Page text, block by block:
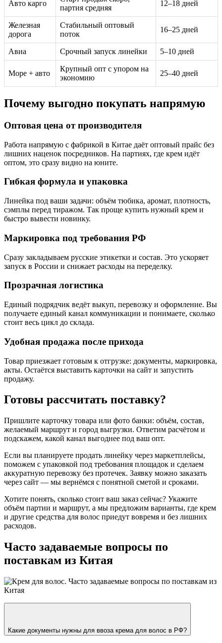
Авто карго
партия средняя
12–18 дней
Железная
дорога
Стабильный оптовый
поток
16–25 дней
Авиа Срочный запуск линейки 5–10 дней
Море + авто
Крупный опт с упором на
экономию
25–40 дней
Почему выгодно покупать напрямую
Оптовая цена от производителя
Работа напрямую с фабрикой в Китае даёт оптовый прайс без
лишних наценок посредников. На партиях, где крем идёт
оптом, это сразу видно на юните.
Гибкая формула и упаковка
Линейка под ваши задачи: объём тюбика, аромат, плотность,
сэмплы перед тиражом. Так проще купить нужный крем и
быстро вывести новинку.
Маркировка под требования РФ
Сразу закладываем русские этикетки и состав. Это ускоряет
запуск в России и снижает расходы на переделку.
Прозрачная логистика
Единый подрядчик ведёт выкуп, перевозку и оформление. Вы
получаете единый канал коммуникации и понимаете, сколько
стоит весь цикл до склада.
Удобная продажа после прихода
Товар приезжает готовым к отгрузке: документы, маркировка,
акты. Остаётся выставить карточки на сайт и запустить
продажу.
Готовы рассчитать поставку?
Пришлите карточку товара или фото банки: объём, состав,
желаемый маршрут и город выгрузки. Ответим расчётом и
подскажем, какой канал выгоднее под ваш опт.
Если вы планируете продать линейку через маркетплейсы,
поможем с упаковкой под требования площадок и сделаем
аккуратную перевозку без протечек. Заявку можно заказать
через сайт — мы вернёмся с понятной сметой и сроками.
Хотите понять, сколько стоит ваш заказ сейчас? Укажите
объём партии и маршрут, а мы предложим варианты, где крем
и другие средства для волос приедут вовремя и без лишних
расходов.
Часто задаваемые вопросы по
поставкам из Китая
Какие документы нужны для ввоза крема для волос в РФ?